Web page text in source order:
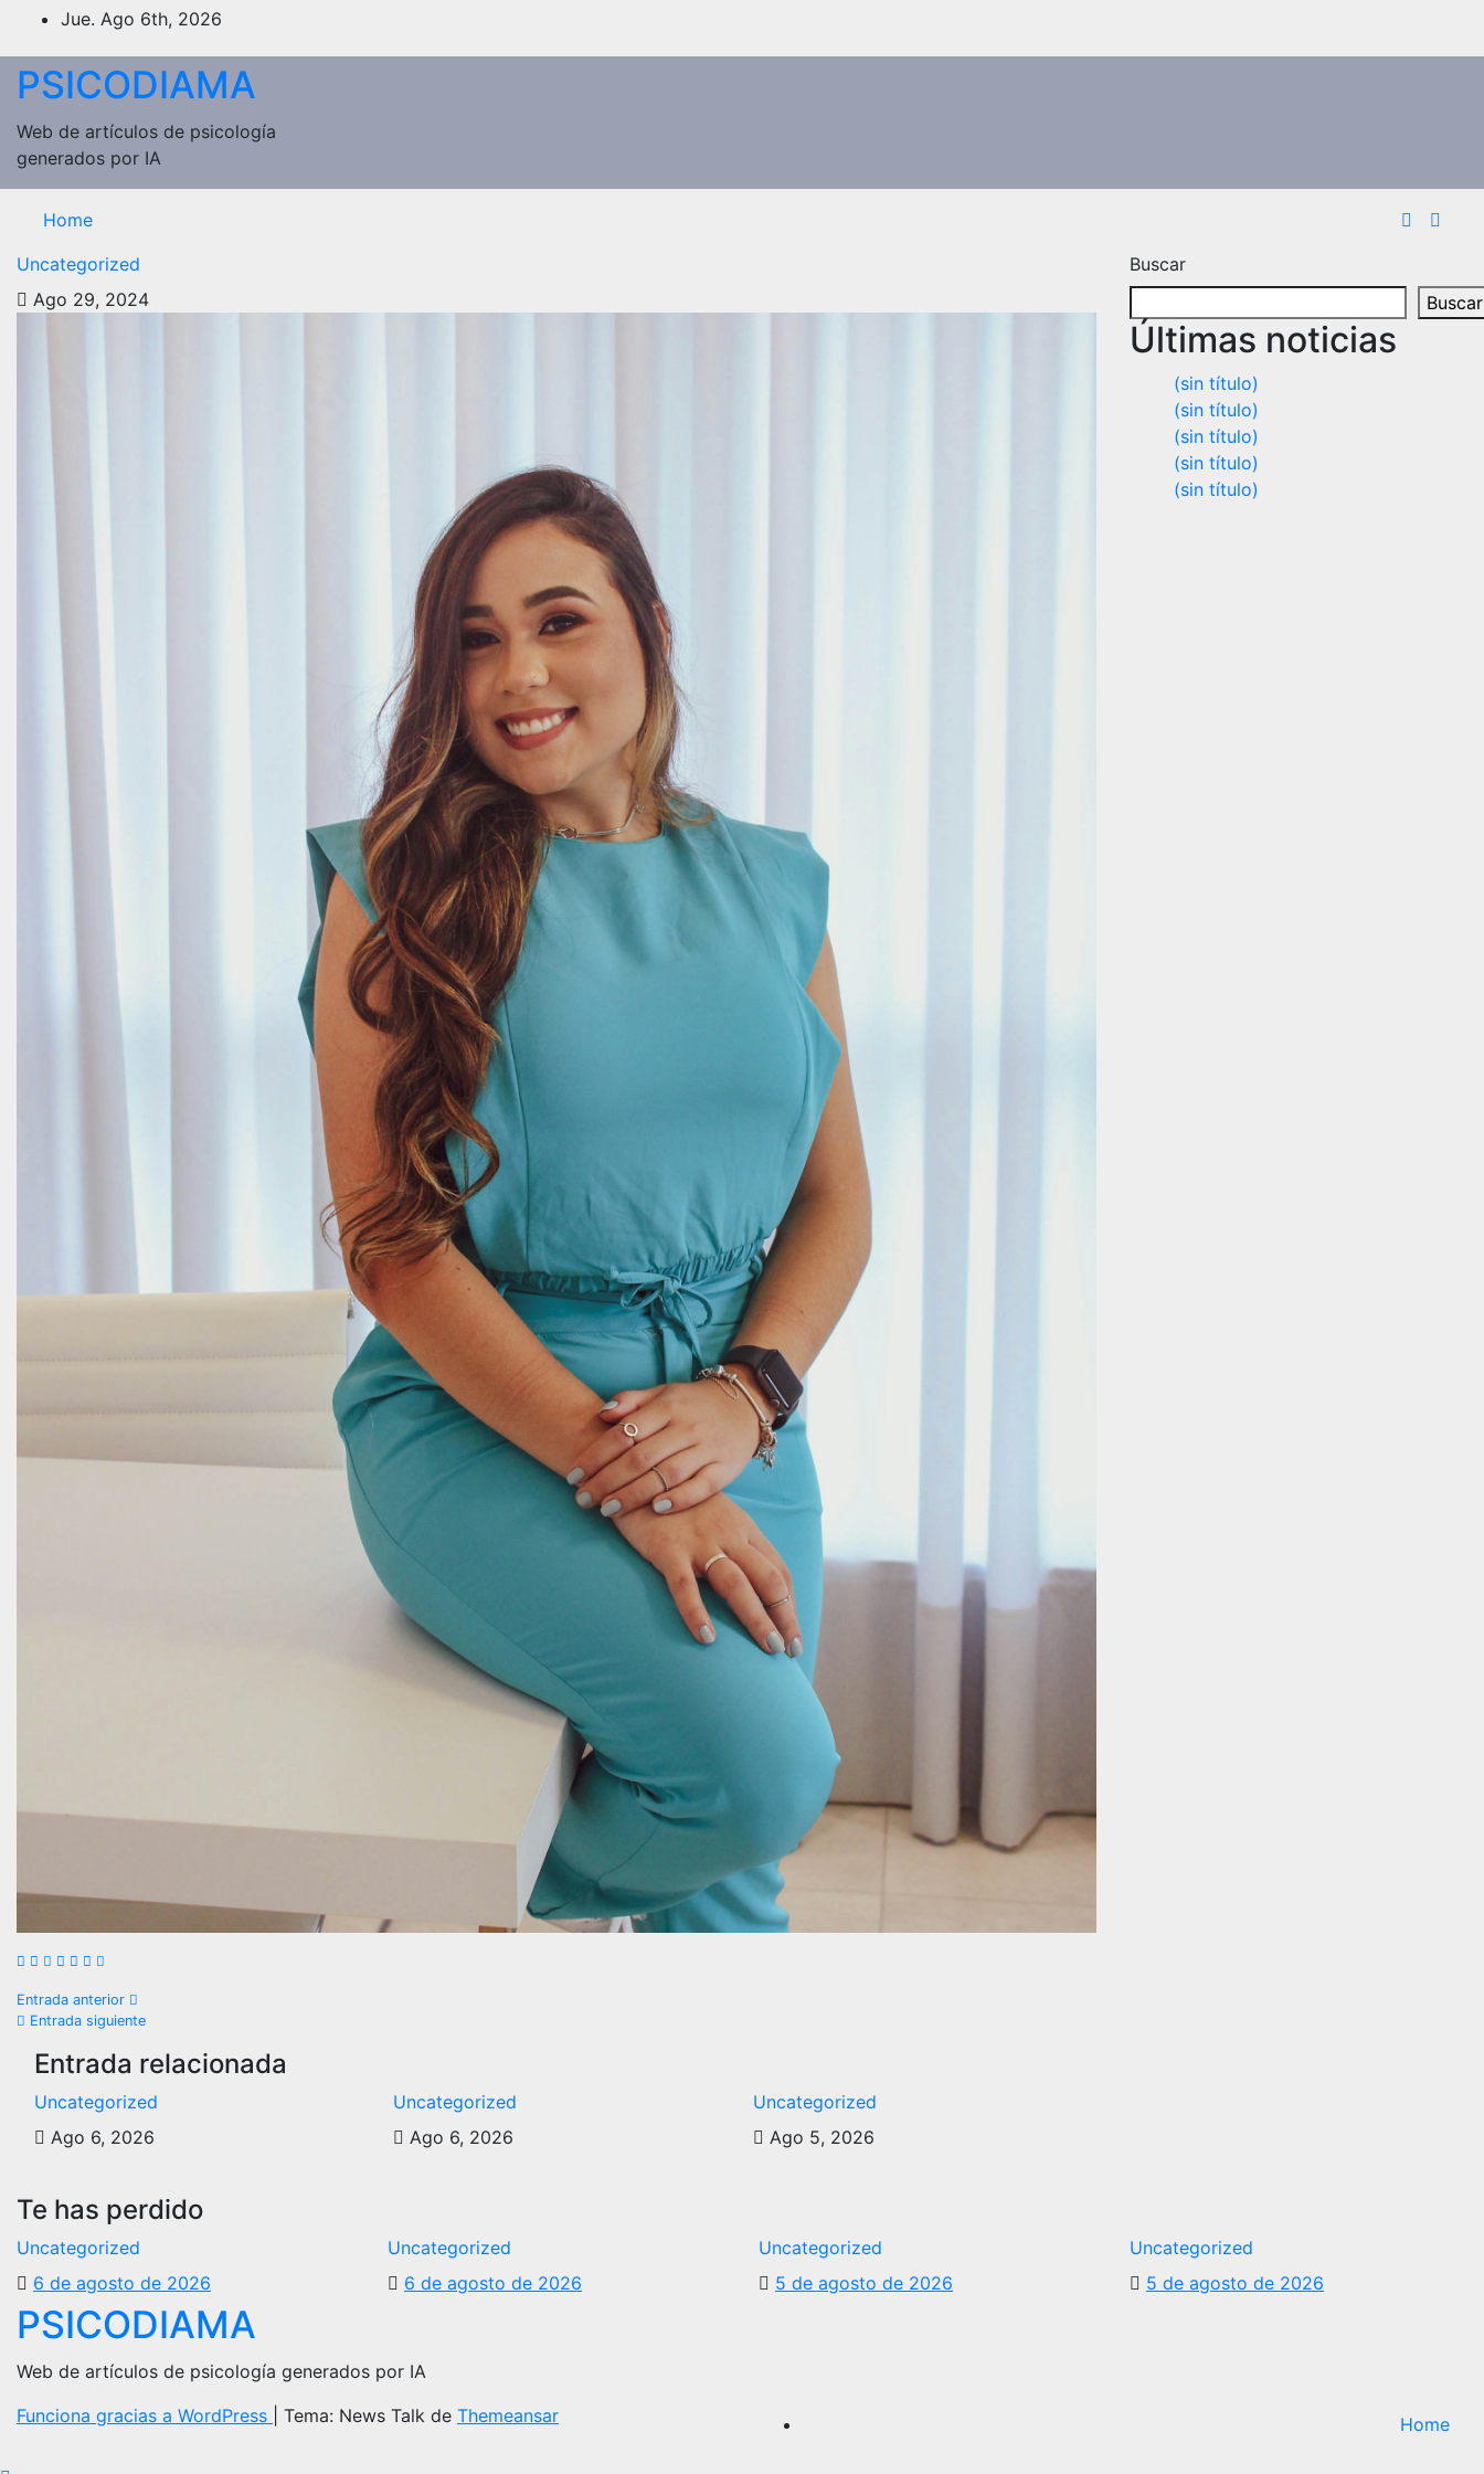
Saltar
contenido
Jue. Ago 6th, 2026
PSICODIAMA
Web de artículos de psicología
generados por IA
Home
Uncategorized
Ago 29, 2024
Navegación
de
entradas
Entrada anterior
Entrada siguiente
Entrada relacionada
Uncategorized
Ago 6, 2026
Uncategorized
Ago 6, 2026
Uncategorized
Ago 5, 2026
Buscar
Buscar
Últimas noticias
(sin título)
(sin título)
(sin título)
(sin título)
(sin título)
Te has perdido
Uncategorized
6 de agosto de 2026
Uncategorized
6 de agosto de 2026
Uncategorized
5 de agosto de 2026
Uncategorized
5 de agosto de 2026
PSICODIAMA
Web de artículos de psicología generados por IA
Funciona gracias a WordPress
Tema: News Talk de Themeansar Home